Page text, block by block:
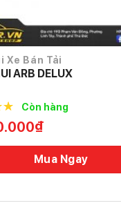
Xe Bán Tải
ARB DELUX
₫
Còn hàng
Mua Ngay